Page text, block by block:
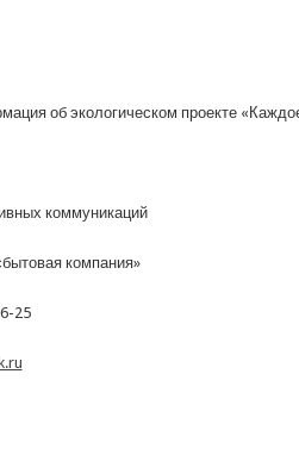
об экологическом проекте
коммуникаций
компания»
25